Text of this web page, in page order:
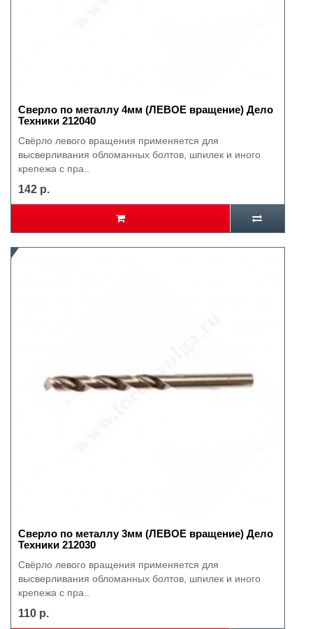
Сверло по металлу 4мм (ЛЕВОЕ вращение) Дело
Техники 212040
Свёрло левого вращения применяется для
высверливания обломанных болтов, шпилек и иного
крепежа с пра..
142 р.
Сверло по металлу 3мм (ЛЕВОЕ вращение) Дело
Техники 212030
Свёрло левого вращения применяется для
высверливания обломанных болтов, шпилек и иного
крепежа с пра..
110 р.